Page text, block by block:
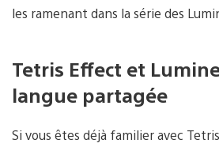
les ramenant dans la série des
Tetris Effect et
langue partagée
Si vous êtes déjà familier avec